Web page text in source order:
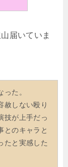
届いていま
た。
赦しない殴り
技が上手だっ
とのキャラと
たと実感した